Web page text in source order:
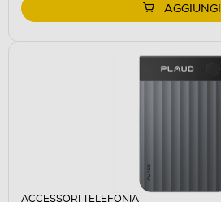
AGGIUNGI
ACCESSORI TELEFONIA